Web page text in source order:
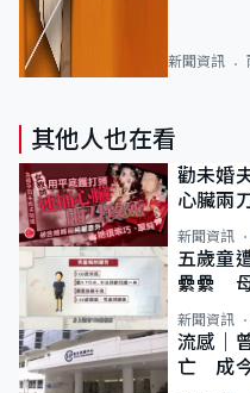
新聞資訊
其他人也在看
勸未婚
心臟兩
新聞資訊
五歲童
纍纍
類案最
新聞資訊
流感｜
亡 成今